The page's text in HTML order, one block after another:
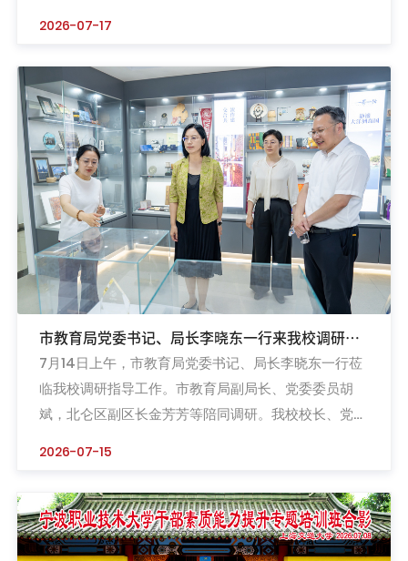
伍高质量建设。开班仪式上，宁波职业技术大学副校
长、党委委员岑咏表示，当前职业教育步入高质量发展
关键阶段，“双师型”教师是职教提质培优、助力产业升
级的核心支撑。本次...
2026-07-17
市教育局党委书记、局长李晓东一行来我校调研指
导工作
7月14日上午，市教育局党委书记、局长李晓东一行莅
临我校调研指导工作。市教育局副局长、党委委员胡
斌，北仑区副区长金芳芳等陪同调研。我校校长、党委
国际文化传播基地及中国职业技术教育援外培训基地，
详细了解学校服务地方产业发展和国际化办学情况。李
晓东书记对我校在产教融合、人才培养、国际化办学等
2026-07-15